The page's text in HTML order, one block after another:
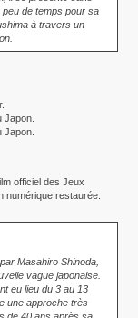
peu de temps pour sa
à travers un
Japon.
Japon.
officiel des Jeux
numérique restaurée.
Masahiro Shinoda,
vague japonaise.
eu lieu du 3 au 13
une approche très